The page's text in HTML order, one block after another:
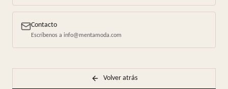
Contacto
Escríbenos a info@mentamoda.com
Volver atrás